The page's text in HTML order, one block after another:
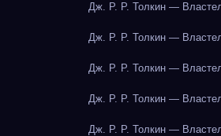
Дж. Р. Р. Толкин —
Дж. Р. Р. Толкин —
Дж. Р. Р. Толкин —
Дж. Р. Р. Толкин —
Дж. Р. Р. Толкин —